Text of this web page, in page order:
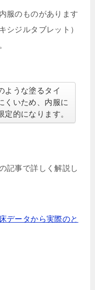
服のものがあります
シジルタブレット）
ような塗るタイ
くいため、内服に
定的になります。
記事で詳しく解説し
データから実際のと